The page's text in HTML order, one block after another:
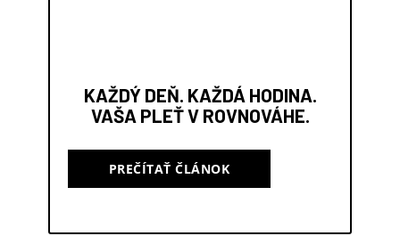
KAŽDÝ DEŇ. KAŽDÁ HODINA.
VAŠA PLEŤ V ROVNOVÁHE.
PREČÍTAŤ ČLÁNOK